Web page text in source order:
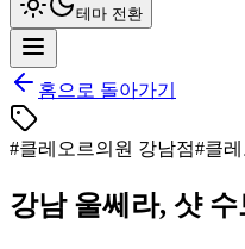
테마 전환
홈으로 돌아가기
#클레오르의원 강남점#클
강남 울쎄라, 샷